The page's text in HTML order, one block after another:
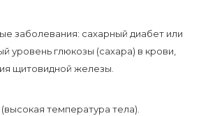
заболевания: сахарный диабет или
уровень глюкозы (сахара) в крови,
щитовидной железы.
температура тела).